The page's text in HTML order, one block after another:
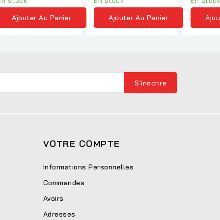
Ajouter Au Panier Ajouter Au Panier
VOTRE COMPTE
Informations Personnelles
Commandes
Avoirs
Adresses